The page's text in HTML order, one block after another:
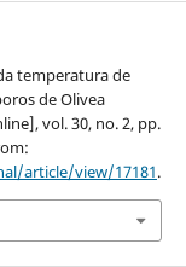
temperatura de
de Olivea
vol. 30, no. 2, pp.
article/view/17181.